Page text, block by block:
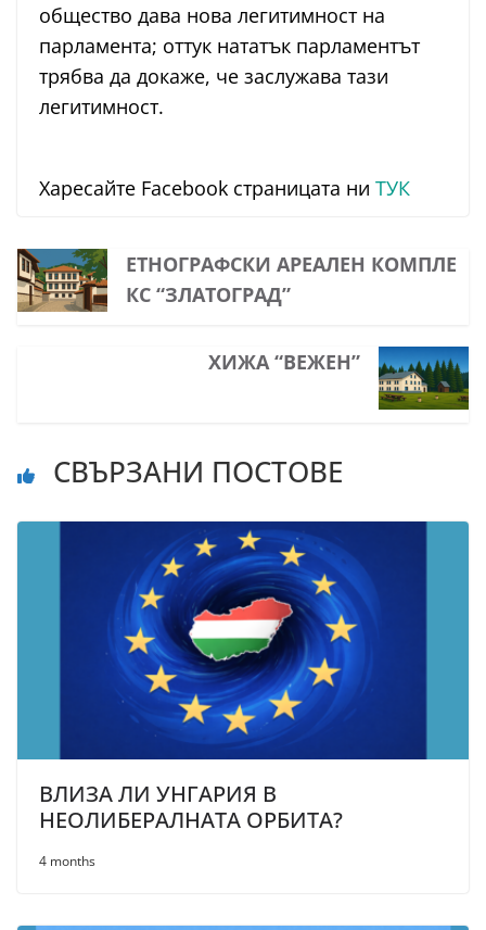
общество дава нова легитимност на
парламента; оттук нататък парламентът
трябва да докаже, че заслужава тази
легитимност.
Харесайте Facebook страницата ни ТУК
ЕТНОГРАФСКИ АРЕАЛЕН КОМПЛЕ
КС “ЗЛАТОГРАД”
ХИЖА “ВЕЖЕН”
СВЪРЗАНИ ПОСТОВЕ
ВЛИЗА ЛИ УНГАРИЯ В
НЕОЛИБЕРАЛНАТА ОРБИТА?
4 months